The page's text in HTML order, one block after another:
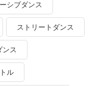
シブダンス
ストリートダンス
ンス
ル